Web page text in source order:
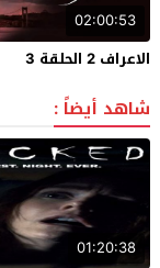
02:00:53
الاعراف 2 الحلقة 3
شاهد أيضاً :
01:20:38